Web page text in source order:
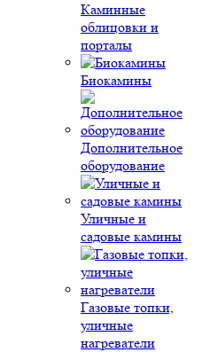
Каминные
облицовки и
порталы
Биокамины
Дополнительное
оборудование
Уличные и
садовые камины
Газовые топки,
уличные
нагреватели